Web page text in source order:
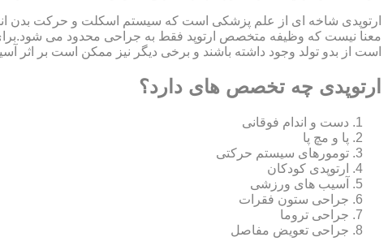
ارتوپدی شاخه ای از علم پزشکی است که سیستم اسکلت و حرکت بدن
معنا نیست که وظیفه متخصص ارتوپد فقط به جراحی محدود می شود.برای
است از بدو تولد وجود داشته باشند و برخی دیگر نیز ممکن است بر اثر
ارتوپدی چه تخصص های دارد؟
دست و اندام فوقانی
پا و مچ پا
تومورهای سیستم حرکتی
ارتوپدی کودکان
آسیب های ورزشی
جراحی ستون فقرات
جراحی تروما
جراحی تعویض مفاصل